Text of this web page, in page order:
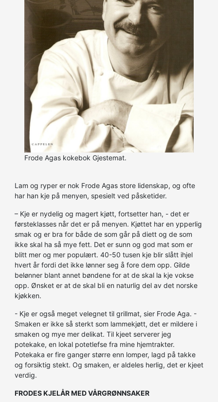
Frode Agas kokebok Gjestemat.
Lam og ryper er nok Frode Agas store lidenskap, og ofte
har han kje på menyen, spesielt ved påsketider.
– Kje er nydelig og magert kjøtt, fortsetter han, - det er
førsteklasses når det er på menyen. Kjøttet har en ypperlig
smak og er bra for både de som går på diett og de som
ikke skal ha så mye fett. Det er sunn og god mat som er
blitt mer og mer populært. 40-50 tusen kje blir slått ihjel
hvert år fordi det ikke lønner seg å fore dem opp. Gilde
belønner blant annet bøndene for at de skal la kje vokse
opp. Ønsket er at de skal bli en naturlig del av det norske
kjøkken.
- Kje er også meget velegnet til grillmat, sier Frode Aga. -
Smaken er ikke så sterkt som lammekjøtt, det er mildere i
smaken og mye mer delikat. Til kjeet serverer jeg
potekake, en lokal potetlefse fra mine hjemtrakter.
Potekaka er fire ganger større enn lomper, lagd på takke
og forsiktig stekt. Og smaken, er aldeles herlig, det er kjeet
verdig.
FRODES KJELÅR MED VÅRGRØNNSAKER